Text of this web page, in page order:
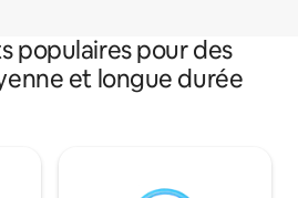
populaires pour des
et longue durée